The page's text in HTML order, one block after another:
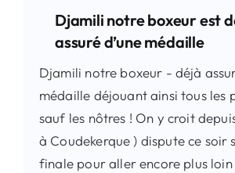
Djamili notre boxeur est
assuré d’une médaille
Djamili notre boxeur - déjà
médaille déjouant ainsi tous les
sauf les nôtres ! On y croit
à Coudekerque ) dispute ce soir
finale pour aller encore plus loin